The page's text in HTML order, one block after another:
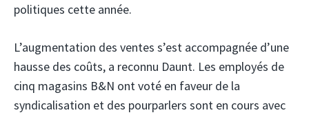
politiques cette année.
L’augmentation des ventes s’est accompagnée d’une
hausse des coûts, a reconnu Daunt. Les employés de
cinq magasins B&N ont voté en faveur de la
syndicalisation et des pourparlers sont en cours avec